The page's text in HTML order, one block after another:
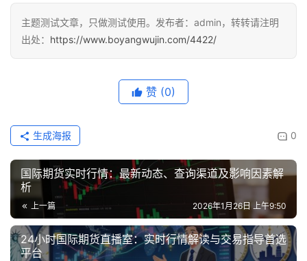
主题测试文章，只做测试使用。发布者：admin，转转请注明
出处： https://www.boyangwujin.com/4422/
赞 (0)
0
生成海报
国际期货实时行情：最新动态、查询渠道及影响因素解
析
上一篇 2026年1月26日 上午9:50
24小时国际期货直播室：实时行情解读与交易指导首选
平台